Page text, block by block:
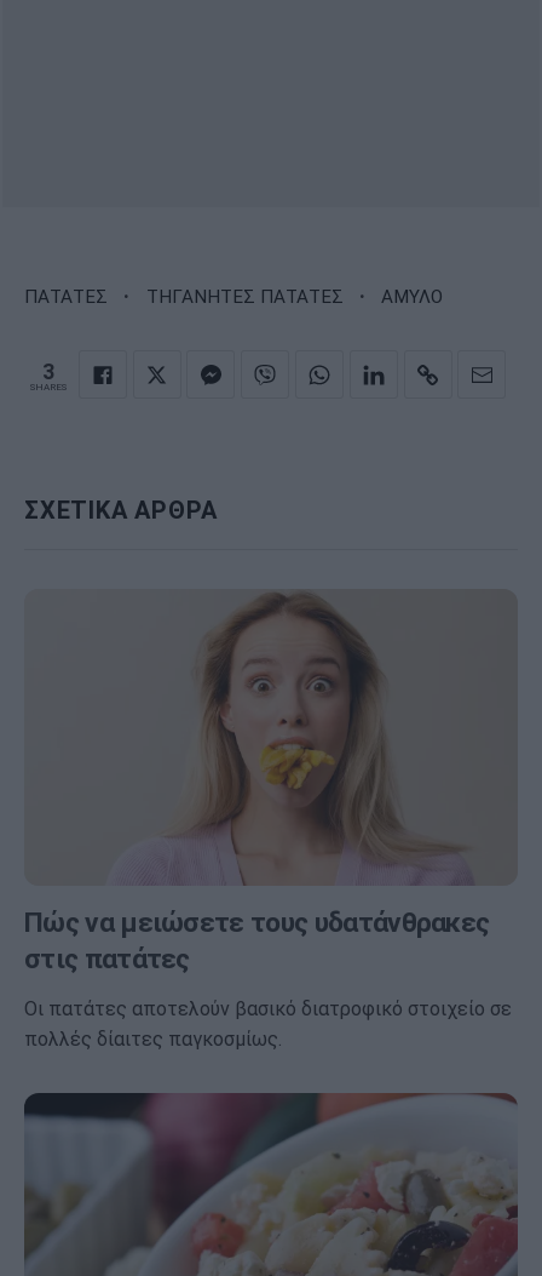
ΠΑΤΑΤΕΣ · ΤΗΓΑΝΗΤΕΣ ΠΑΤΑΤΕΣ · ΑΜΥΛΟ
3
SHARES
ΣΧΕΤΙΚΑ ΑΡΘΡΑ
Πώς να μειώσετε τους υδατάνθρακες
στις πατάτες
Οι πατάτες αποτελούν βασικό διατροφικό στοιχείο σε
πολλές δίαιτες παγκοσμίως.